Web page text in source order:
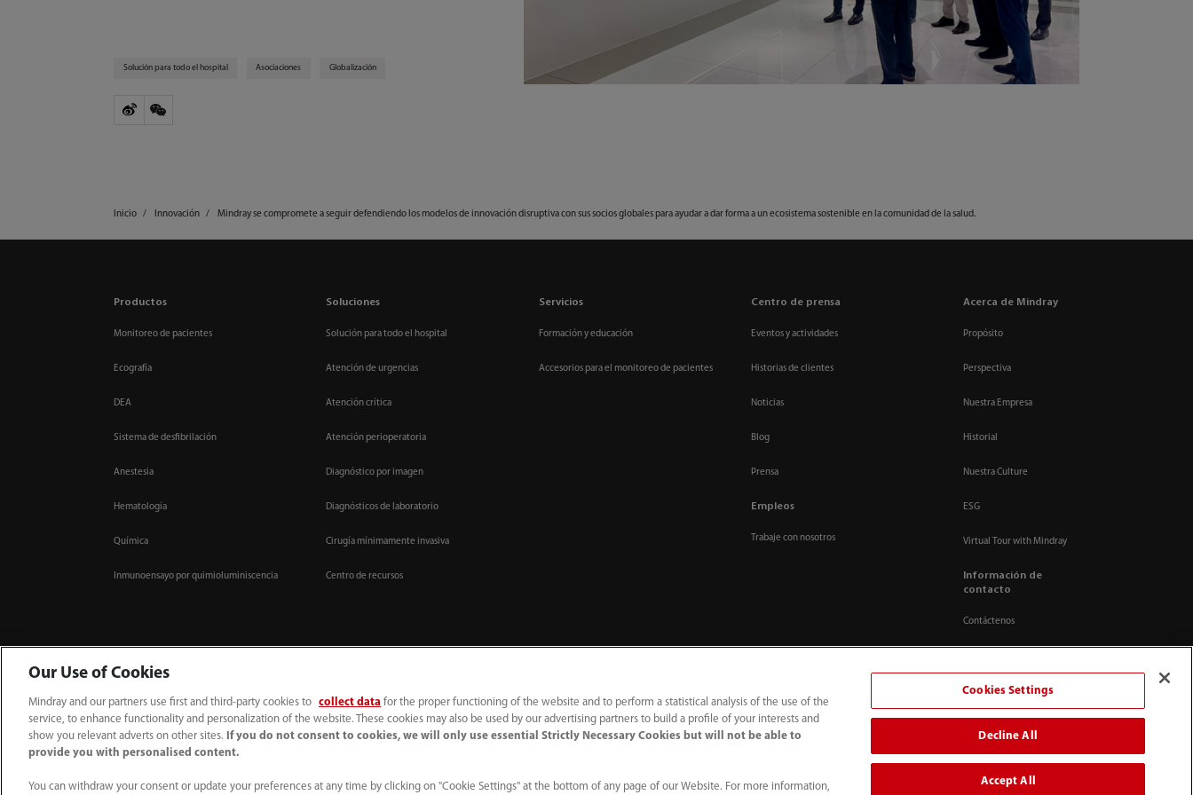
Solución para todo el hospital Asociaciones Globalización
Inicio Innovación Mindray se compromete a seguir defendiendo los modelos de innovación disruptiva con sus socios globales para ayudar a dar forma a un ecosistema sostenible en la comunidad de la salud.
Productos
Monitoreo de pacientes
Ecografía
DEA
Sistema de desfibrilación
Anestesia
Hematología
Química
Inmunoensayo por quimioluminiscencia
Soluciones
Solución para todo el hospital
Atención de urgencias
Atención crítica
Atención perioperatoria
Diagnóstico por imagen
Diagnósticos de laboratorio
Cirugía mínimamente invasiva
Centro de recursos
Servicios
Formación y educación
Accesorios para el monitoreo de pacientes
Centro de prensa
Eventos y actividades
Historias de clientes
Noticias
Blog
Prensa
Empleos
Trabaje con nosotros
Acerca de Mindray
Propósito
Perspectiva
Nuestra Empresa
Historial
Nuestra Culture
ESG
Virtual Tour with Mindray
Información de
contacto
Contáctenos
52 55 5661 9450 intl-market@mindray.com
Condiciones de uso
Our Use of Cookies
Mindray and our partners use first and third-party cookies to collect data for the proper functioning of the website and to perform a statistical analysis of the use of the
service, to enhance functionality and personalization of the website. These cookies may also be used by our advertising partners to build a profile of your interests and
show you relevant adverts on other sites.
If you do not consent to cookies, we will only use essential Strictly Necessary Cookies but will not be able to
provide you with personalised content.
You can withdraw your consent or update your preferences at any time by clicking on "Cookie Settings" at the bottom of any page of our Website. For more information,
Cookies Settings
Decline All
Accept All